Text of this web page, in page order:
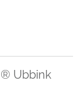
® Ubbink